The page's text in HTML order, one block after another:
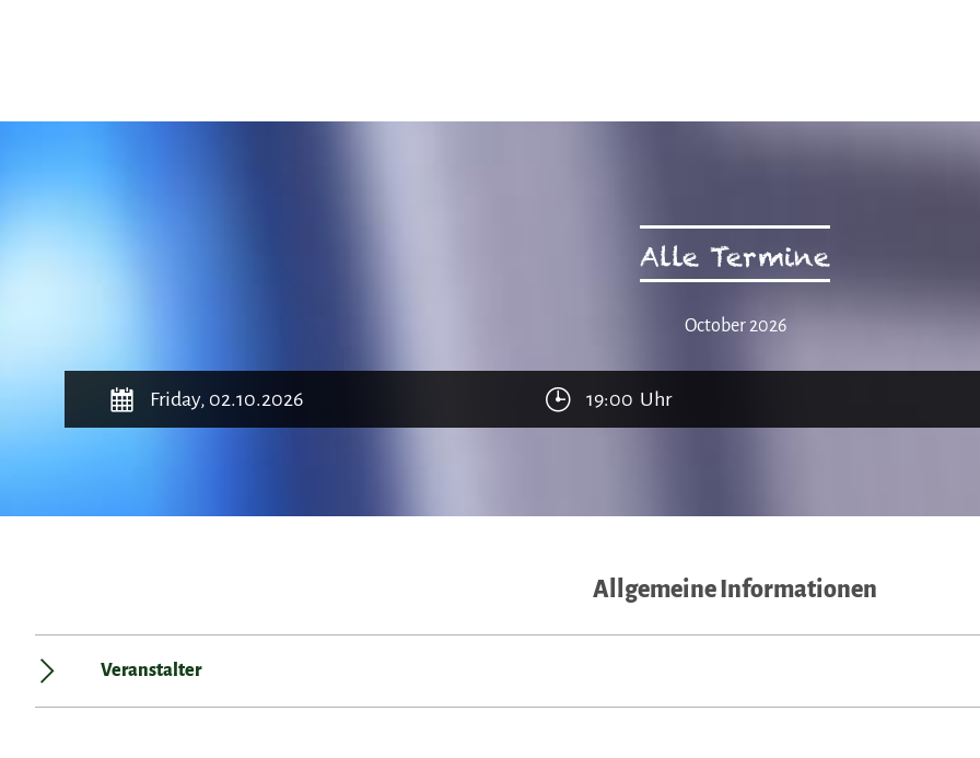
Alle Termine
October 2026
Friday, 02.10.2026 19:00 Uhr
Allgemeine Informationen
Veranstalter